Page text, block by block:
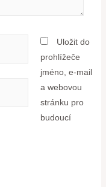
Uložit do
prohlížeče
jméno, e-mail
a webovou
stránku pro
budoucí